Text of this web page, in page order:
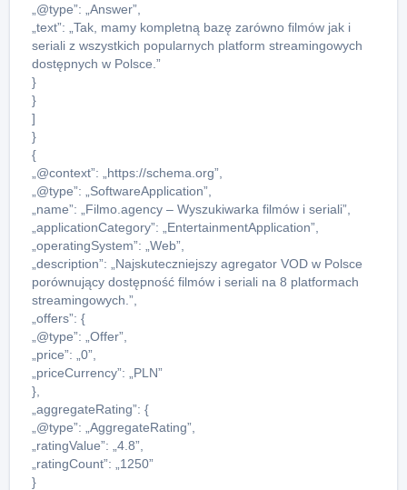
„@type”: „Answer”,
„text”: „Tak, mamy kompletną bazę zarówno filmów jak i
seriali z wszystkich popularnych platform streamingowych
dostępnych w Polsce.”
}
}
]
}
{
„@context”: „https://schema.org”,
„@type”: „SoftwareApplication”,
„name”: „Filmo.agency – Wyszukiwarka filmów i seriali”,
„applicationCategory”: „EntertainmentApplication”,
„operatingSystem”: „Web”,
„description”: „Najskuteczniejszy agregator VOD w Polsce
porównujący dostępność filmów i seriali na 8 platformach
streamingowych.”,
„offers”: {
„@type”: „Offer”,
„price”: „0”,
„priceCurrency”: „PLN”
},
„aggregateRating”: {
„@type”: „AggregateRating”,
„ratingValue”: „4.8”,
„ratingCount”: „1250”
}